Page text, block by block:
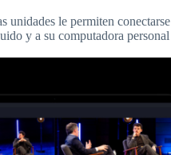
unidades le permiten conectarse
y a su computadora personal